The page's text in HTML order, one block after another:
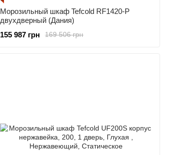
Морозильный шкаф Tefcold RF1420-P
двухдверный (Дания)
169 506 грн
155 987 грн